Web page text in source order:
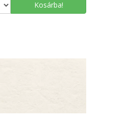
Kosárba!